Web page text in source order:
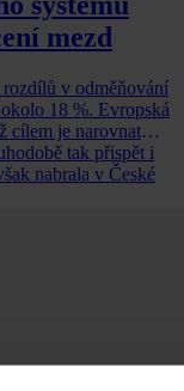
mezd
rozdílů v odměňování
18 %. Evropská
cílem je narovnat
tak přispět i
nabrala v České